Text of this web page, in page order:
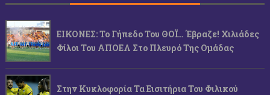
ΕΙΚΟΝΕΣ: Το Γήπεδο Του ΘΟΪ… Έβραζε! Χιλιάδες
Φίλοι Του ΑΠΟΕΛ Στο Πλευρό Της Ομάδας
Στην Κυκλοφορία Τα Εισιτήρια Του Φιλικού